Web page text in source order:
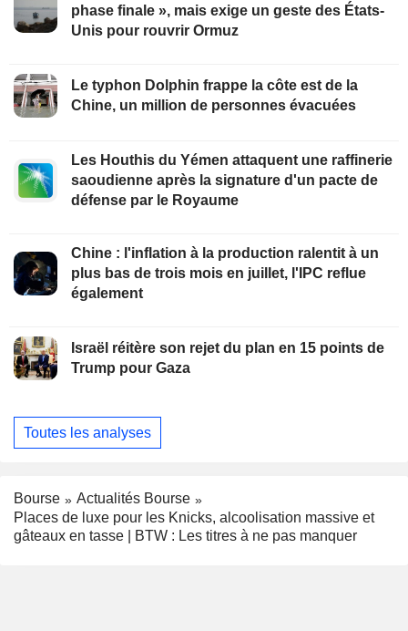
phase finale », mais exige un geste des États-
Unis pour rouvrir Ormuz
Le typhon Dolphin frappe la côte est de la
Chine, un million de personnes évacuées
Les Houthis du Yémen attaquent une raffinerie
saoudienne après la signature d'un pacte de
défense par le Royaume
Chine : l'inflation à la production ralentit à un
plus bas de trois mois en juillet, l'IPC reflue
également
Israël réitère son rejet du plan en 15 points de
Trump pour Gaza
Toutes les analyses
Bourse
Actualités Bourse
Places de luxe pour les Knicks, alcoolisation massive et
gâteaux en tasse | BTW : Les titres à ne pas manquer